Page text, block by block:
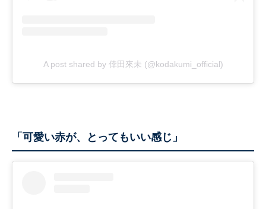
A post shared by 倖田來未 (@kodakumi_official)
「可愛い赤が、とってもいい感じ」